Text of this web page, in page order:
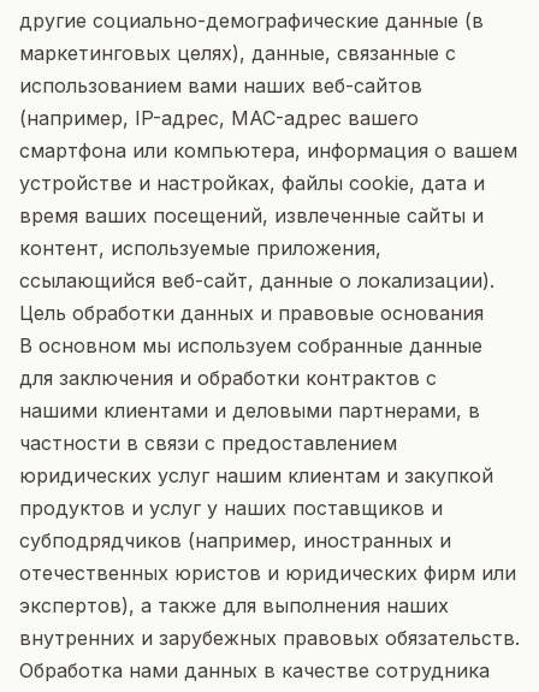
другие социально-демографические данные (в
маркетинговых целях), данные, связанные с
использованием вами наших веб-сайтов
(например, IP-адрес, MAC-адрес вашего
смартфона или компьютера, информация о вашем
устройстве и настройках, файлы cookie, дата и
время ваших посещений, извлеченные сайты и
контент, используемые приложения,
ссылающийся веб-сайт, данные о локализации).
Цель обработки данных и правовые основания
В основном мы используем собранные данные
для заключения и обработки контрактов с
нашими клиентами и деловыми партнерами, в
частности в связи с предоставлением
юридических услуг нашим клиентам и закупкой
продуктов и услуг у наших поставщиков и
субподрядчиков (например, иностранных и
отечественных юристов и юридических фирм или
экспертов), а также для выполнения наших
внутренних и зарубежных правовых обязательств.
Обработка нами данных в качестве сотрудника